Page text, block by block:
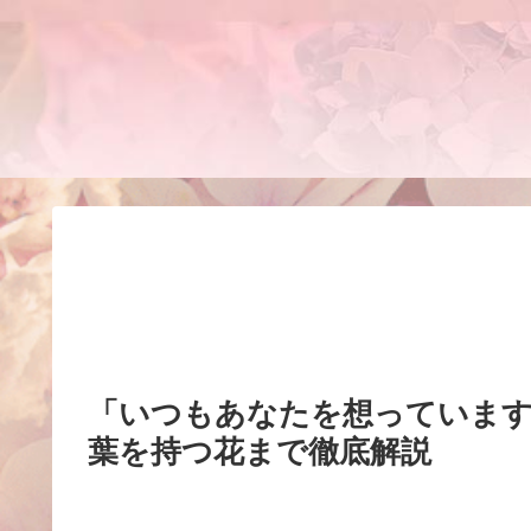
「いつもあなたを想っていま
葉を持つ花まで徹底解説